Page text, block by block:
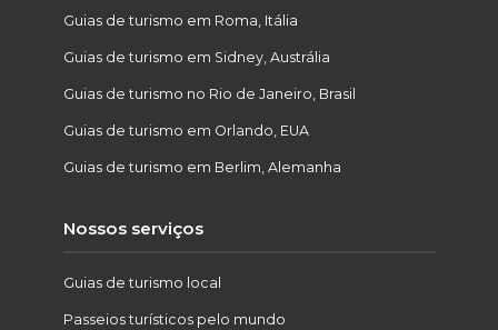
Guias de turismo em Roma, Itália
Guias de turismo em Sidney, Austrália
Guias de turismo no Rio de Janeiro, Brasil
Guias de turismo em Orlando, EUA
Guias de turismo em Berlim, Alemanha
Nossos serviços
Guias de turismo local
Passeios turísticos pelo mundo